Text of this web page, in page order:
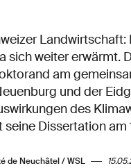
sich weiter erwärmt.
am
und der
des
seine Dissertation
de Neuchâtel / WSL